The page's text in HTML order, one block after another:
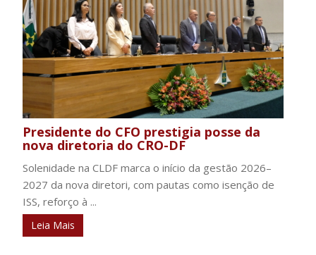
Presidente do CFO prestigia posse da
nova diretoria do CRO-DF
Solenidade na CLDF marca o início da gestão 2026–
2027 da nova diretori, com pautas como isenção de
ISS, reforço à ...
Leia Mais